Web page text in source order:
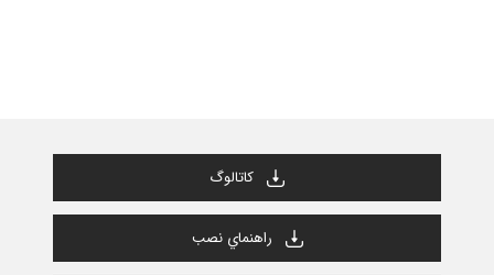
كاتالوگ
راهنماي نصب